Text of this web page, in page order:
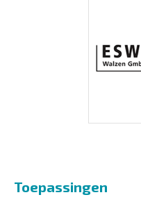
Toepassingen